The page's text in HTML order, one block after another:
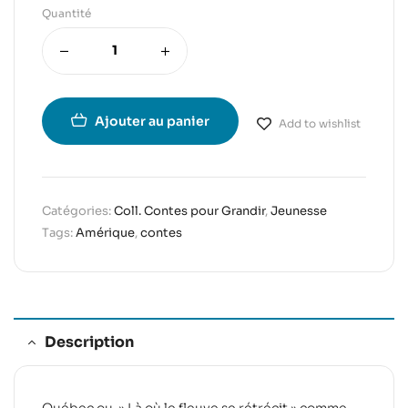
Quantité
Ajouter au panier Add to wishlist
Catégories:Coll. Contes pour Grandir,Jeunesse
Tags:Amérique,contes
Description